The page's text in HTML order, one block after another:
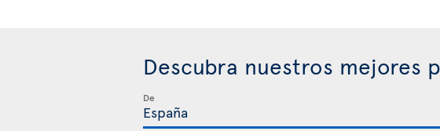
Descubra nuestros mejores
De